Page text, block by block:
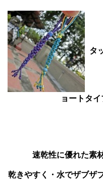
タ
ョートタイ
速乾性に優れた素
乾きやすく・水でザブザ